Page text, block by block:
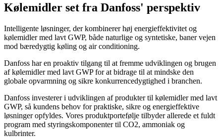
Kølemidler set fra Danfoss' perspektiv
Intelligente løsninger, der kombinerer høj energieffektivitet og
kølemidler med lavt GWP, både naturlige og syntetiske, baner vejen
mod bæredygtig køling og air conditioning.
Danfoss har en proaktiv tilgang til at fremme udviklingen og brugen
af kølemidler med lavt GWP for at bidrage til at mindske den
globale opvarmning og sikre konkurrencedygtighed i branchen.
Danfoss investerer i udviklingen af produkter til kølemidler med lavt
GWP, så kundens behov for praktiske, sikre og energieffektive
løsninger opfyldes. Vores produktportefølje tilbyder allerede et fuldt
program med styringskomponenter til CO2, ammoniak og
kulbrinter.